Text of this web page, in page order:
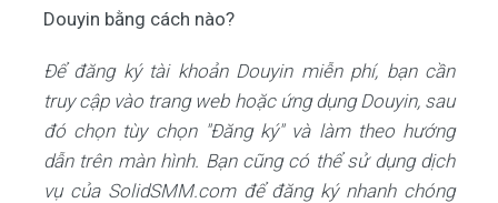
Douyin bằng cách nào?
Để đăng ký tài khoản Douyin miễn phí, bạn cần
truy cập vào trang web hoặc ứng dụng Douyin, sau
đó chọn tùy chọn "Đăng ký" và làm theo hướng
dẫn trên màn hình. Bạn cũng có thể sử dụng dịch
vụ của SolidSMM.com để đăng ký nhanh chóng